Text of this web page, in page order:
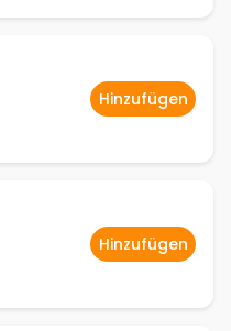
Hinzufügen
Hinzufügen